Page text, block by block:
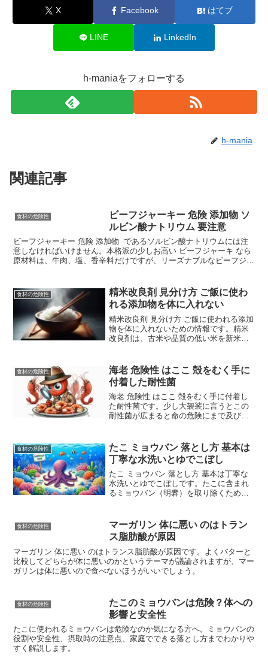
X Facebook はてブ
LINE LinkedIn
h-maniaをフォローする
h-mania
関連記事
食材の危険性
ビーフジャーキー 危険 添加物 ソ
ルビン酸ナトリウム 要注意
ビーフジャーキー 危険 添加物 であるソルビン酸ナトリウムには注
意しなければいけません。本格派の少しお高い ビーフジャーキ なら
原材料は、牛肉、塩、香辛料だけですが、リーズナブルなビーフジャ
食材の危険性
精米改良剤 見分け方 ご飯に使わ
れる添加物を体に入れない
精米改良剤 見分け方 ご飯に使われる添加
物を体に入れないための情報です。精米
改良剤は、古米や品質の低い米を新米の
剤、光沢剤があります。精米改良剤を見
分ける方法 表示を確...
食材の危険性
海老 危険性 はここ 殻をむく手に
付着した耐性菌
海老 危険性 はここ 殻をむく手に付着し
た耐性菌です。少し大袈裟に言うとこの
耐性菌が広まると命の危険にまで及びま
といえば、海老です。。回転寿司でも人
気のネタです。...
食材の危険性
たこ ミョウバン 落とし方 基本は
丁寧な水洗いとゆでこぼし
たこ ミョウバン 落とし方 基本は丁寧な
水洗いとゆでこぼしです。たこに含まれ
るミョウバン（明礬）を取り除くために
水洗いとゆでこぼしたこに含まれるミョ
ウバンは、臭みや...
食材の危険性
マーガリン 体に悪い のはトラン
ス脂肪酸が原因
マーガリン 体に悪い のはトランス脂肪酸が原因です。よくバターと
比較してどちらが体に悪いのかというテーマが議論されますが、マー
ガリンは体に悪いので食べないほうがいいでしょう。
食材の危険性
たこのミョウバンは危険？体への
影響と安全性
たこに使われるミョウバンは危険なのか気になる方へ。ミョウバンの
役割や安全性、摂取時の注意点、家庭でできる落とし方までわかりや
すく解説します。